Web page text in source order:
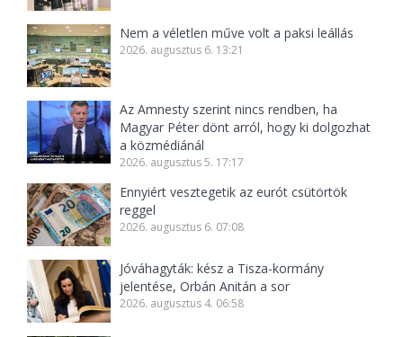
Nem a véletlen műve volt a paksi leállás
2026. augusztus 6. 13:21
Az Amnesty szerint nincs rendben, ha
Magyar Péter dönt arról, hogy ki dolgozhat
a közmédiánál
2026. augusztus 5. 17:17
Ennyiért vesztegetik az eurót csütörtök
reggel
2026. augusztus 6. 07:08
Jóváhagyták: kész a Tisza-kormány
jelentése, Orbán Anitán a sor
2026. augusztus 4. 06:58